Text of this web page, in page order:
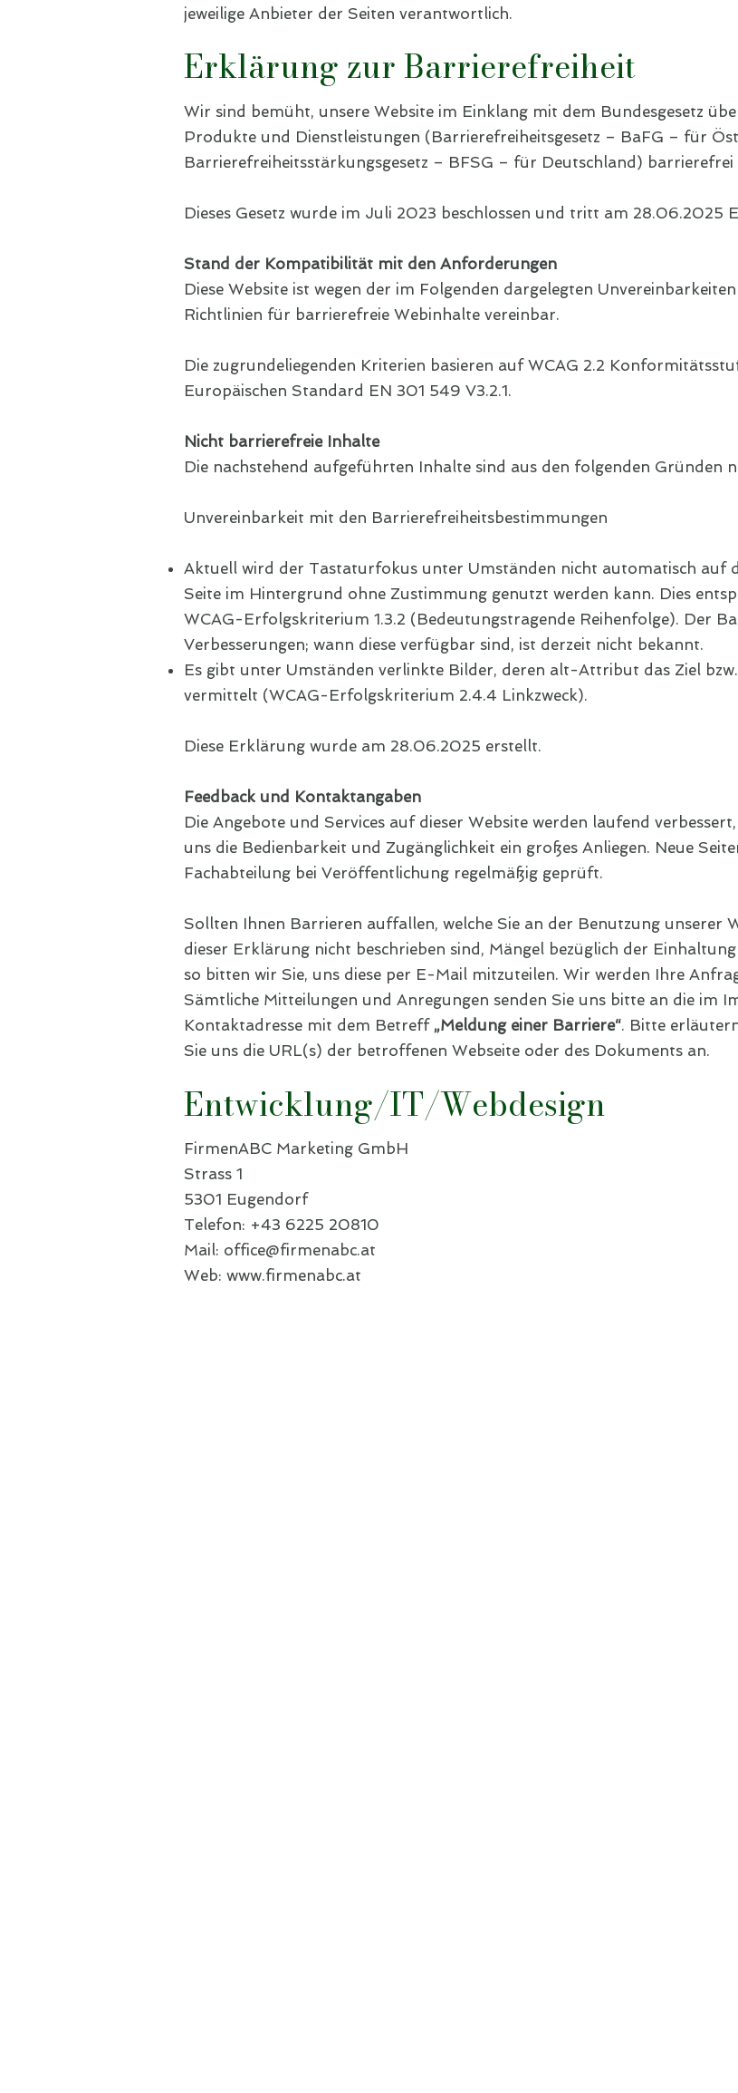
jeweilige Anbieter der Seiten verantwortlich.
Erklärung zur Barrierefreiheit
Wir sind bemüht, unsere Website im Einklang mit dem Bundesgesetz
Produkte und Dienstleistungen (Barrierefreiheitsgesetz – BaFG – für
Barrierefreiheitsstärkungsgesetz – BFSG – für Deutschland) barrierefrei
Dieses Gesetz wurde im Juli 2023 beschlossen und tritt am 28.06.2025
Stand der Kompatibilität mit den Anforderungen
Diese Website ist wegen der im Folgenden dargelegten
Richtlinien für barrierefreie Webinhalte vereinbar.
Die zugrundeliegenden Kriterien basieren auf WCAG 2.2
Europäischen Standard EN 301 549 V3.2.1.
Nicht barrierefreie Inhalte
Die nachstehend aufgeführten Inhalte sind aus den folgenden Gründen
Unvereinbarkeit mit den Barrierefreiheitsbestimmungen
Aktuell wird der Tastaturfokus unter Umständen nicht automatisch auf
Seite im Hintergrund ohne Zustimmung genutzt werden kann. Dies
WCAG-Erfolgskriterium 1.3.2 (Bedeutungstragende Reihenfolge). Der
Verbesserungen; wann diese verfügbar sind, ist derzeit nicht bekannt.
Es gibt unter Umständen verlinkte Bilder, deren alt-Attribut das Ziel
vermittelt (WCAG-Erfolgskriterium 2.4.4 Linkzweck).
Diese Erklärung wurde am 28.06.2025 erstellt.
Feedback und Kontaktangaben
Die Angebote und Services auf dieser Website werden laufend
uns die Bedienbarkeit und Zugänglichkeit ein großes Anliegen. Neue
Fachabteilung bei Veröffentlichung regelmäßig geprüft.
Sollten Ihnen Barrieren auffallen, welche Sie an der Benutzung unserer
dieser Erklärung nicht beschrieben sind, Mängel bezüglich der
so bitten wir Sie, uns diese per E-Mail mitzuteilen. Wir werden Ihre
Sämtliche Mitteilungen und Anregungen senden Sie uns bitte an die im
Kontaktadresse mit dem Betreff „Meldung einer Barriere“. Bitte
Sie uns die URL(s) der betroffenen Webseite oder des Dokuments an.
Entwicklung/IT/Webdesign
FirmenABC Marketing GmbH
Strass 1
5301 Eugendorf
Telefon: +43 6225 20810
Mail: office@firmenabc.at
Web: www.firmenabc.at